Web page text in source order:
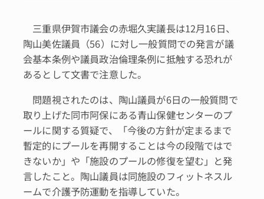
三重県伊賀市議会の赤堀久実議長は12月16日、
陶山美佐議員（56）に対し一般質問での発言が議
会基本条例や議員政治倫理条例に抵触する恐れが
あるとして文書で注意した。
問題視されたのは、陶山議員が6日の一般質問で
取り上げた同市阿保にある青山保健センターのプ
ールに関する質疑で、「今後の方針が定まるまで
暫定的にプールを再開することは今の段階ではで
きないか」や「施設のプールの修復を望む」と発
言したこと。陶山議員は同施設のフィットネスル
ームで介護予防運動を指導していた。